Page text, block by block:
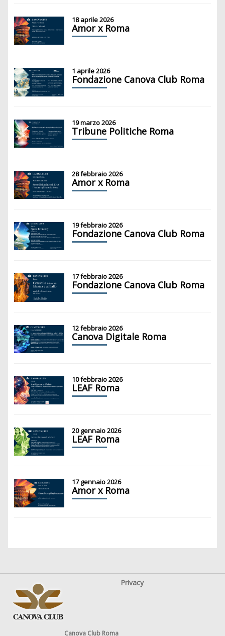
18 aprile 2026
Amor x Roma
1 aprile 2026
Fondazione Canova Club Roma
19 marzo 2026
Tribune Politiche Roma
28 febbraio 2026
Amor x Roma
19 febbraio 2026
Fondazione Canova Club Roma
17 febbraio 2026
Fondazione Canova Club Roma
12 febbraio 2026
Canova Digitale Roma
10 febbraio 2026
LEAF Roma
20 gennaio 2026
LEAF Roma
17 gennaio 2026
Amor x Roma
Privacy
Canova Club Roma